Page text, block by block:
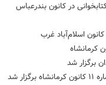
در کانون بندرعباس
برگزار شد
شد